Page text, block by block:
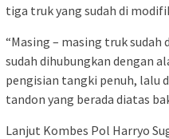
tiga truk yang sudah di
“Masing – masing truk
sudah dihubungkan dengan
pengisian tangki penuh, lalu
tandon yang berada diatas
Lanjut Kombes Pol Harryo